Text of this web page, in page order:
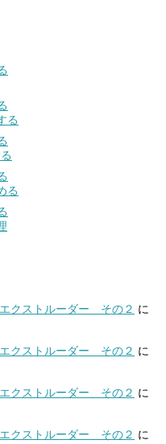
る
る
クストルーダー その２ に
クストルーダー その２ に
クストルーダー その２ に
クストルーダー その２ に